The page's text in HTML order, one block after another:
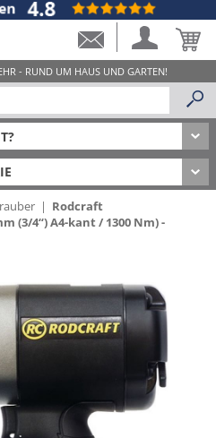
| Rodcraft
(3/4“) A4-kant / 1300 Nm) -